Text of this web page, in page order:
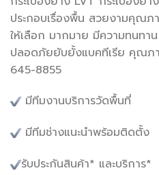
ประกอบเรื่องพื้น สวยงามคุณ
ให้เลือก มากมาย มีความทนท
ปลอดภัยยับยั้งแบคทีเรีย คุณภ
645-8855
มีทีมงานบริการวัดพื้นที่
มีทีมช่างแนะนำพร้อมติดตั้ง
รับประกันสินค้า* และบริการ*